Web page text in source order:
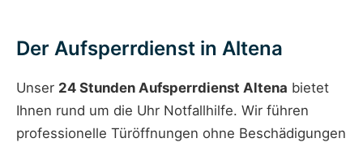
Der Aufsperrdienst in Altena
Unser 24 Stunden Aufsperrdienst Altena bietet
Ihnen rund um die Uhr Notfallhilfe. Wir führen
professionelle Türöffnungen ohne Beschädigungen